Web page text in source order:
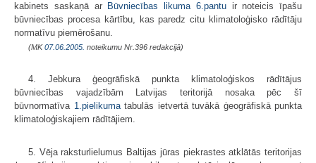
kabinets saskaņā ar Būvniecības likuma 6.pantuir noteicis īpašu
būvniecības procesa kārtību, kas paredz citu klimatoloģisko rādītāju
normatīvu piemērošanu.
(MK07.06.2005. noteikumu Nr.396 redakcijā)
4. Jebkura ģeogrāfiskā punkta klimatoloģiskos rādītājus
būvniecības vajadzībām Latvijas teritorijā nosaka pēc šī
būvnormatīva 1.pielikumatabulās ietvertā tuvākā ģeogrāfiskā punkta
klimatoloģiskajiem rādītājiem.
5. Vēja raksturlielumus Baltijas jūras piekrastes atklātās teritorijas